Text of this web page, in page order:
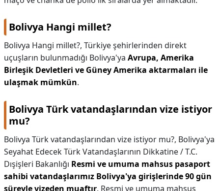
Bolivya Hangi millet?
Bolivya Hangi millet?, Türkiye şehirlerinden direkt
uçuşların bulunmadığı Bolivya'ya Avrupa, Amerika
Birleşik Devletleri ve Güney Amerika aktarmaları ile
ulaşmak mümkün.
Bolivya Türk vatandaşlarından vize istiyor
mu?
Bolivya Türk vatandaşlarından vize istiyor mu?, Bolivya'ya
Seyahat Edecek Türk Vatandaşlarının Dikkatine / T.C.
Dışişleri Bakanlığı Resmi ve umuma mahsus pasaport
sahibi vatandaşlarımız Bolivya'ya girişlerinde 90 gün
süreyle vizeden muaftır. Resmi ve umuma mahsus